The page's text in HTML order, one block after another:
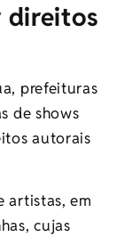
direitos
prefeituras
de shows
autorais
artistas, em
cujas